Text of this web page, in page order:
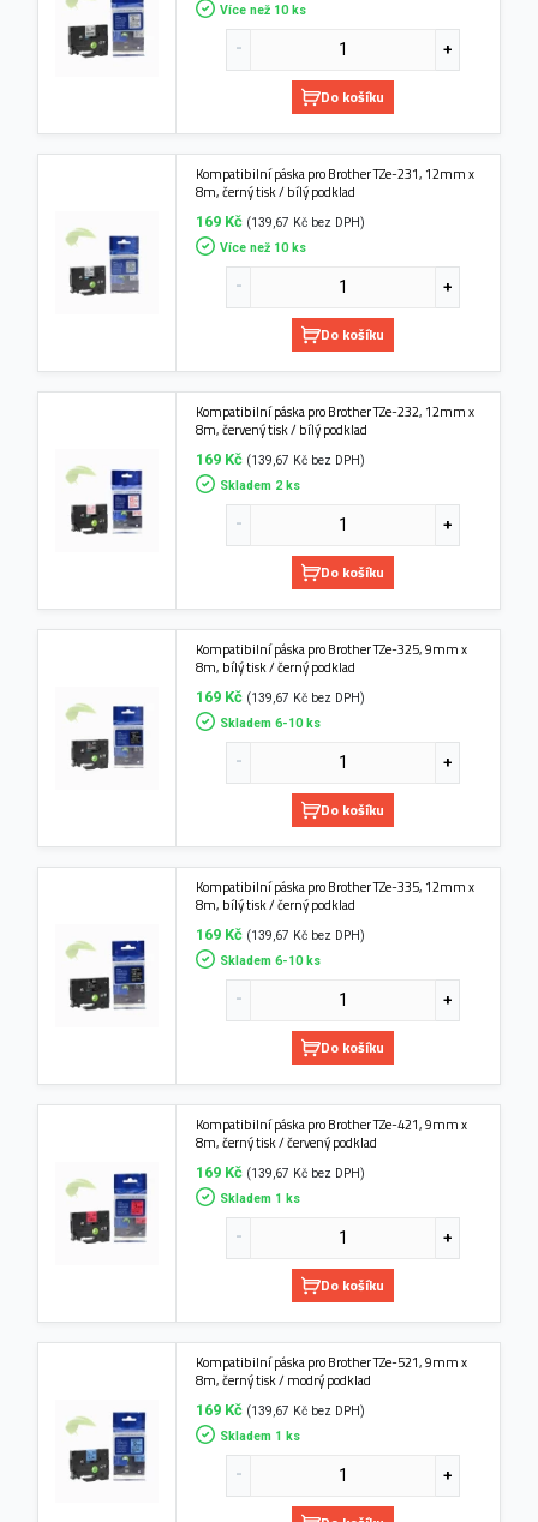
Více než 10 ks
Do košíku
Kompatibilní páska pro Brother TZe-231, 12mm x
8m, černý tisk / bílý podklad
169 Kč (139,67 Kč bez DPH)
Více než 10 ks
Do košíku
Kompatibilní páska pro Brother TZe-232, 12mm x
8m, červený tisk / bílý podklad
169 Kč (139,67 Kč bez DPH)
Skladem 2 ks
Do košíku
Kompatibilní páska pro Brother TZe-325, 9mm x
8m, bílý tisk / černý podklad
169 Kč (139,67 Kč bez DPH)
Skladem 6-10 ks
Do košíku
Kompatibilní páska pro Brother TZe-335, 12mm x
8m, bílý tisk / černý podklad
169 Kč (139,67 Kč bez DPH)
Skladem 6-10 ks
Do košíku
Kompatibilní páska pro Brother TZe-421, 9mm x
8m, černý tisk / červený podklad
169 Kč (139,67 Kč bez DPH)
Skladem 1 ks
Do košíku
Kompatibilní páska pro Brother TZe-521, 9mm x
8m, černý tisk / modrý podklad
169 Kč (139,67 Kč bez DPH)
Skladem 1 ks